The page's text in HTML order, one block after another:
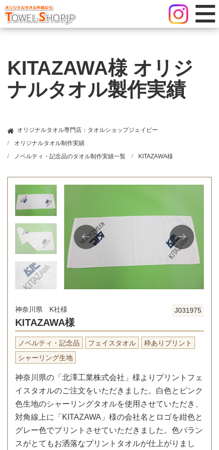
KITAZAWA様 オリジ
ナルタオル製作実績
オリジナルタオル専門店：タオルショップジェイピー
オリジナルタオル制作実績
ノベルティ・記念品のタオル制作実績一覧
KITAZAWA様
J031975
神奈川県 K社様
KITAZAWA様
ノベルティ・記念品 フェイスタオル
枠ありプリント
シャーリング生地
神奈川県の「北澤工業株式会社」様よりプリントフェ
イスタオルのご注文をいただきました。白色とピンク
色生地のシャーリングタオルを使用させていただき、
対角線上に「KITAZAWA」様の会社名とロゴを紺色と
グレー色でプリントさせていただきました。色バラン
スがとてもお洒落なプリントタオルが仕上がりまし